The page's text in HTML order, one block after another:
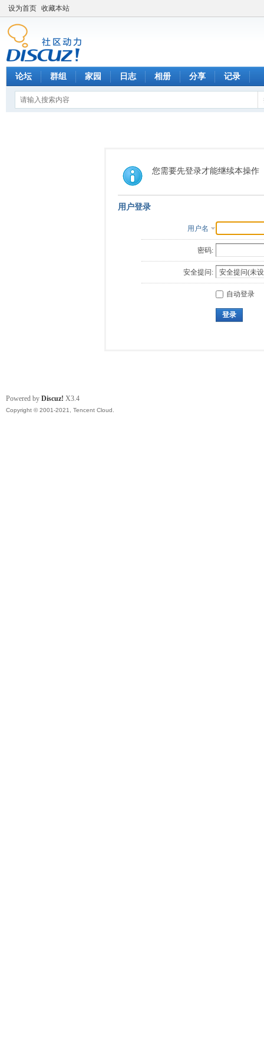
设为首页 收藏本站
论坛 群组 家园 日志 相册 分享 记录
您需要先登录才能继续本操作
用户登录
用户名
密码:
安全提问:
自动登录
登录
Powered by Discuz! X3.4
Copyright © 2001-2021, Tencent Cloud.